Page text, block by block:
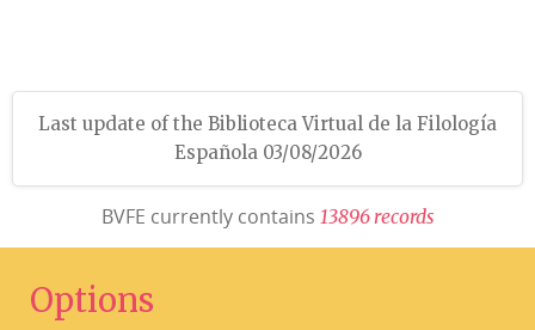
Last update of the Biblioteca Virtual de la Filología
Española 03/08/2026
BVFE currently contains 13896 records
Options